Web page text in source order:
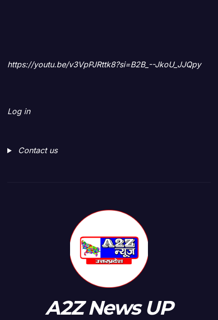
https://youtu.be/v3VpPJRttk8?si=B2B_--JkoU_JJQpy
Log in
Contact us
A2Z News UP